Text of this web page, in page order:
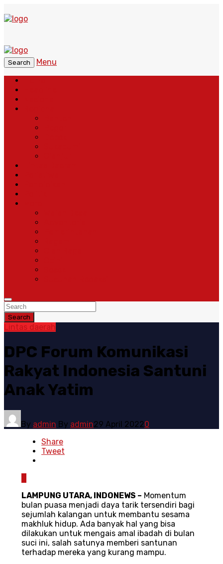
Search
Menu
Search
Lintas daerah
DPC Forum Komunikasi
Rakyat Indonesia Santuni
Anak Yatim
By admin By admin29 April 20220
Share
Tweet
LAMPUNG UTARA, INDONEWS – Momentum
bulan puasa menjadi daya tarik tersendiri bagi
sejumlah kalangan untuk membantu sesama
makhluk hidup. Ada banyak hal yang bisa
dilakukan untuk mengais amal ibadah di bulan
suci ini, salah satunya memberi santunan
terhadap mereka yang kurang mampu.